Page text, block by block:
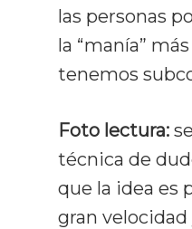
las personas
la “manía”
tenemos
Foto lectura:
técnica de
que la idea es
gran